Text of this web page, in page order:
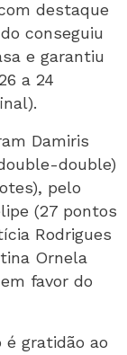
destaque
conseguiu
e garantiu
a 24
Damiris
double)
pelo
(27 pontos
Rodrigues
Ornela
favor do
é gratidão ao